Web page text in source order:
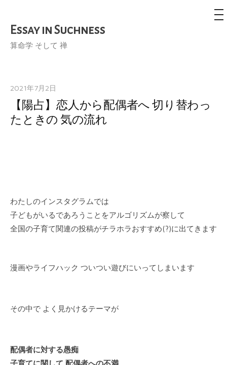
コ
ン
キ
Essay in Suchness
算命学 そして 禅
メ
ニ
2021年7月2日
【陽占】恋人から配偶者へ 切り替わっ
たときの 気の流れ
わたしのインスタグラムでは
子どもがいるであろうことをアルゴリズムが察して
全国の子育て関連の投稿がチラホラおすすめ(?)に出てきます
漫画やライフハック ついつい遊びにいってしまいます
その中で よく見かけるテーマが
配偶者に対する愚痴
子育てに関して 配偶者への不満